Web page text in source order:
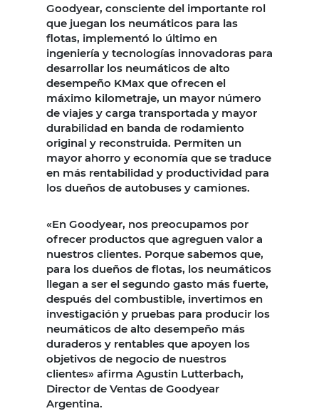
Goodyear, consciente del importante rol
que juegan los neumáticos para las
flotas, implementó lo último en
ingeniería y tecnologías innovadoras para
desarrollar los neumáticos de alto
desempeño KMax que ofrecen el
máximo kilometraje, un mayor número
de viajes y carga transportada y mayor
durabilidad en banda de rodamiento
original y reconstruida. Permiten un
mayor ahorro y economía que se traduce
en más rentabilidad y productividad para
los dueños de autobuses y camiones.
«En Goodyear, nos preocupamos por
ofrecer productos que agreguen valor a
nuestros clientes. Porque sabemos que,
para los dueños de flotas, los neumáticos
llegan a ser el segundo gasto más fuerte,
después del combustible, invertimos en
investigación y pruebas para producir los
neumáticos de alto desempeño más
duraderos y rentables que apoyen los
objetivos de negocio de nuestros
clientes» afirma Agustin Lutterbach,
Director de Ventas de Goodyear
Argentina.